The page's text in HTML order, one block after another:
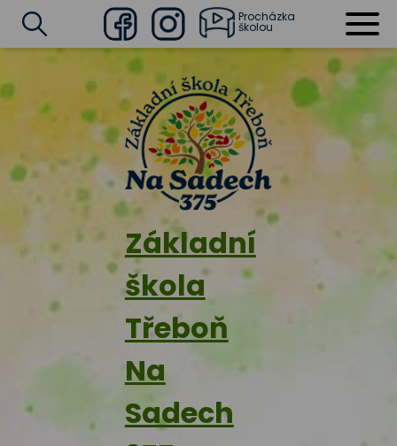
Základní
škola
Třeboň
Na
Sadech
FacebookInstagram
Procházka
školou